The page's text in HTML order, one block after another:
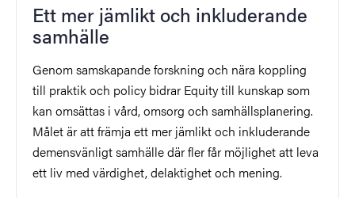
Ett mer jämlikt och inkluderande
samhälle
Genom samskapande forskning och nära koppling
till praktik och policy bidrar Equity till kunskap som
kan omsättas i vård, omsorg och samhällsplanering.
Målet är att främja ett mer jämlikt och inkluderande
demensvänligt samhälle där fler får möjlighet att leva
ett liv med värdighet, delaktighet och mening.